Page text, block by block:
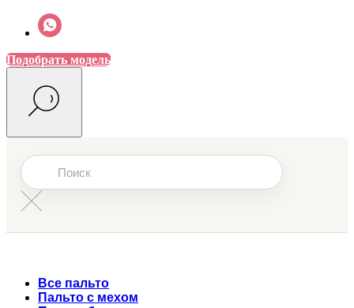
Подобрать модель
Все пальто
Пальто с мехом